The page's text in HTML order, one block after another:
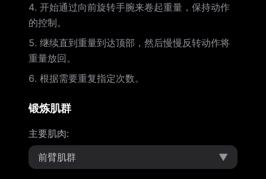
开始通过向前旋转手腕来卷起重量，保持动作
的控制。
继续直到重量到达顶部，然后慢慢反转动作将
重量放回。
根据需要重复指定次数。
锻炼肌群
主要肌肉:
前臂肌群
▼